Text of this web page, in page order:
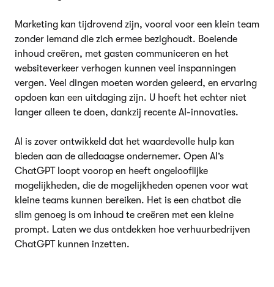
Marketing kan tijdrovend zijn, vooral voor een klein team
zonder iemand die zich ermee bezighoudt. Boeiende
inhoud creëren, met gasten communiceren en het
websiteverkeer verhogen kunnen veel inspanningen
vergen. Veel dingen moeten worden geleerd, en ervaring
opdoen kan een uitdaging zijn. U hoeft het echter niet
langer alleen te doen, dankzij recente AI-innovaties.
AI is zover ontwikkeld dat het waardevolle hulp kan
bieden aan de alledaagse ondernemer. Open AI’s
ChatGPT loopt voorop en heeft ongelooflijke
mogelijkheden, die de mogelijkheden openen voor wat
kleine teams kunnen bereiken. Het is een chatbot die
slim genoeg is om inhoud te creëren met een kleine
prompt. Laten we dus ontdekken hoe verhuurbedrijven
ChatGPT kunnen inzetten.